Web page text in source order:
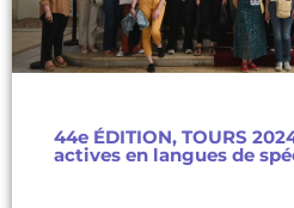
44e ÉDITION, TOURS
actives en langues de